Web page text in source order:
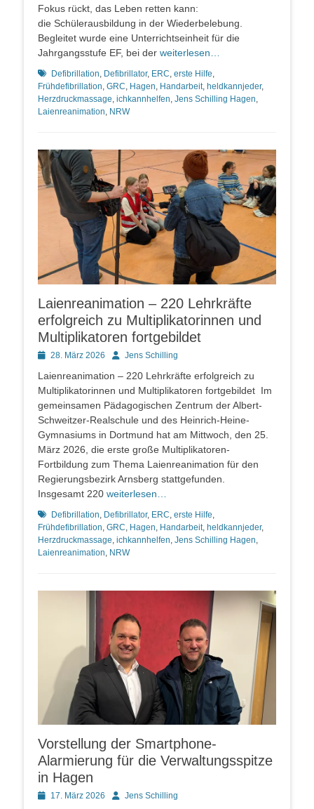
Fokus rückt, das Leben retten kann:
die Schülerausbildung in der Wiederbelebung.
Begleitet wurde eine Unterrichtseinheit für die
Jahrgangsstufe EF, bei der weiterlesen…
Schlagworte
Defibrillation, Defibrillator, ERC, erste Hilfe,
Frühdefibrillation, GRC, Hagen, Handarbeit, heldkannjeder,
Herzdruckmassage, ichkannhelfen, Jens Schilling Hagen,
Laienreanimation, NRW
Laienreanimation – 220 Lehrkräfte
erfolgreich zu Multiplikatorinnen und
Multiplikatoren fortgebildet
Posted28. März 2026 AutorJens Schilling
Laienreanimation – 220 Lehrkräfte erfolgreich zu
Multiplikatorinnen und Multiplikatoren fortgebildet Im
gemeinsamen Pädagogischen Zentrum der Albert-
Schweitzer-Realschule und des Heinrich-Heine-
Gymnasiums in Dortmund hat am Mittwoch, den 25.
März 2026, die erste große Multiplikatoren-
Fortbildung zum Thema Laienreanimation für den
Regierungsbezirk Arnsberg stattgefunden.
Insgesamt 220 weiterlesen…
Schlagworte
Defibrillation Defibrillator, ERC erste Hilfe
Frühdefibrillation GRC Hagen Handarbeit, heldkannjeder,
Herzdruckmassage ichkannhelfen Jens Schilling Hagen
Laienreanimation NRW
Vorstellung der Smartphone-
Alarmierung für die Verwaltungsspitze
in Hagen
Posted17. März 2026 AutorJens Schilling